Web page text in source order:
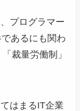
プログラマー
あるにも関わ
裁量労働制」
はまるIT企業